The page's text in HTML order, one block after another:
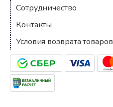
Сотрудничество
Контакты
Условия возврата товаров